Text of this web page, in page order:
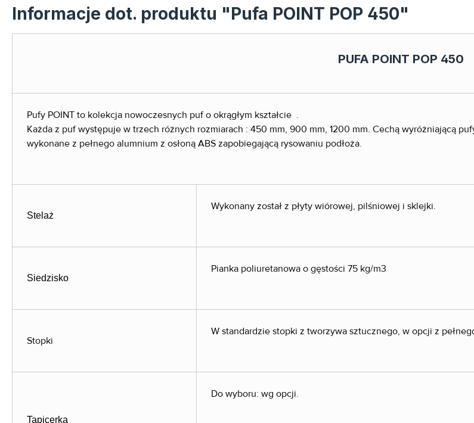
Informacje dot. produktu "Pufa POINT POP 450"
PUFA POINT POP 450
Pufy POINT to kolekcja nowoczesnych puf o okrągłym kształcie .
Każda z puf występuje w trzech różnych rozmiarach : 450 mm, 900 mm, 1200 mm. Cechą wyróżniającą
wykonane z pełnego alumnium z osłoną ABS zapobiegającą rysowaniu podłoża.
Stelaż
Wykonany został z płyty wiórowej, pilśniowej i sklejki.
Siedzisko
Pianka poliuretanowa o gęstości 75 kg/m3
Stopki
W standardzie stopki z tworzywa sztucznego, w opcji z
Tapicerka
Do wyboru: wg opcji.